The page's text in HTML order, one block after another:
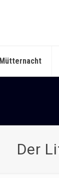
Mütternacht
Der